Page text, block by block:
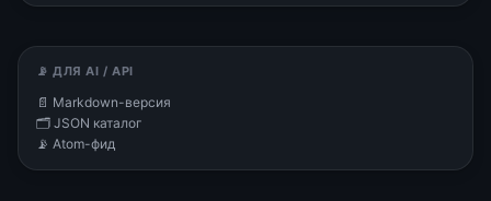
📡 ДЛЯ AI / API
📄 Markdown-версия
🗂 JSON каталог
📡 Atom-фид